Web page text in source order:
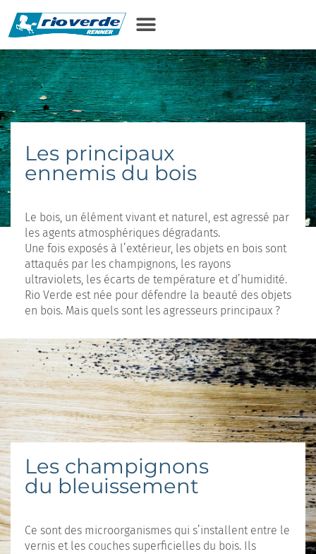
principal
Les principaux
ennemis du bois
Le bois, un élément vivant et naturel, est agressé par
les agents atmosphériques dégradants.
Une fois exposés à l’extérieur, les objets en bois sont
attaqués par les champignons, les rayons
ultraviolets, les écarts de température et d’humidité.
Rio Verde est née pour défendre la beauté des objets
en bois. Mais quels sont les agresseurs principaux ?
Les champignons
du bleuissement
Ce sont des microorganismes qui s’installent entre le
vernis et les couches superficielles du bois. Ils